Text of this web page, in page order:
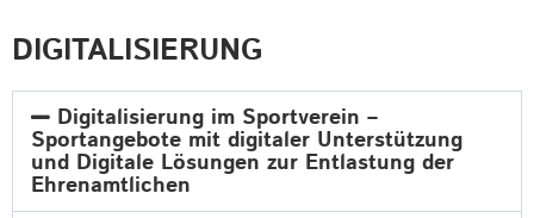
DIGITALISIERUNG
Digitalisierung im Sportverein –
Sportangebote mit digitaler Unterstützung
und Digitale Lösungen zur Entlastung der
Ehrenamtlichen